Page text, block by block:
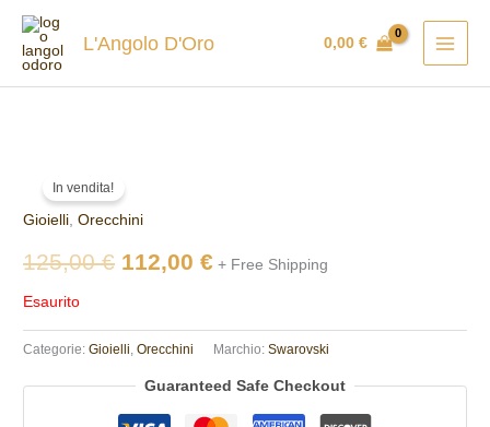
contenuto
L'Angolo D'Oro 0,00€
In vendita!
Gioielli ,Orecchini
125,00€
prezzo
originale
125,00 €.
112,00€ attuale
112,00 €.
+ Free Shipping
Esaurito
Categorie:Gioielli,Orecchini Marchio:Swarovski
Guaranteed Safe Checkout